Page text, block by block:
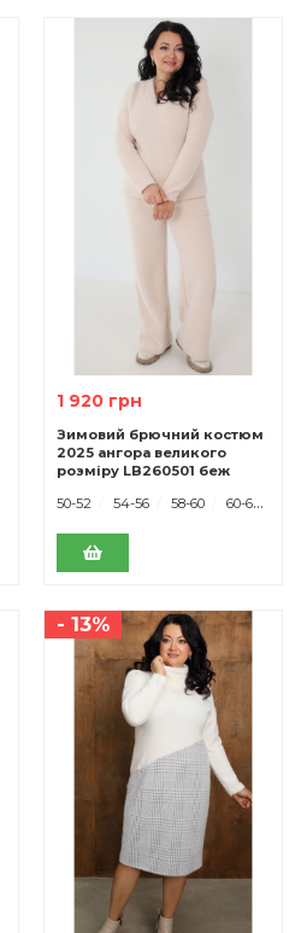
1 920 грн
Зимовий брючний костюм
2025 ангора великого
розміру LB260501 беж
50-52
54-56 58-60 60-62
- 13%